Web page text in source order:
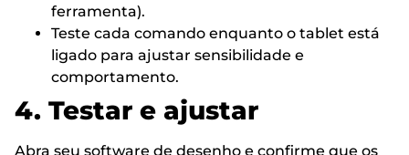
ferramenta).
Teste cada comando enquanto o tablet está
ligado para ajustar sensibilidade e
comportamento.
4. Testar e ajustar
Abra seu software de desenho e confirme que os